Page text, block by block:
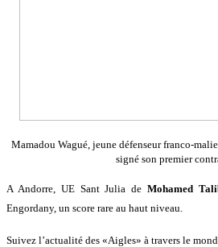
Mamadou Wagué, jeune défenseur franco-
signé son premier
A Andorre, UE Sant Julia de Mohamed
Engordany, un score rare au haut niveau.
Suivez l’actualité des «Aigles» à travers le